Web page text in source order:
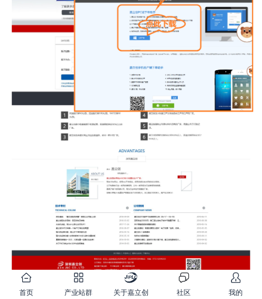
二：下载后安装，安装相对简单，在这就不多说了。。。。。。直
首页 产业站群 关于嘉立创 社区 我的